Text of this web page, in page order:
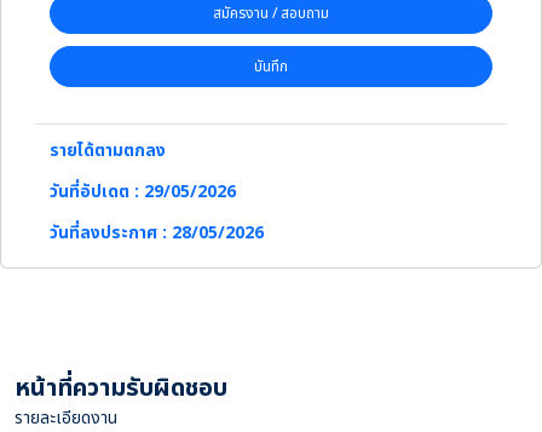
สมัครงาน / สอบถาม
บันทึก
รายได้ตามตกลง
วันที่อัปเดต : 29/05/2026
วันที่ลงประกาศ : 28/05/2026
หน้าที่ความรับผิดชอบ
รายละเอียดงาน